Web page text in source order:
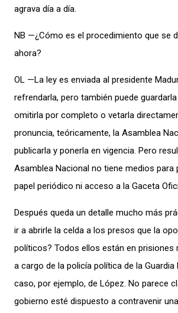
agrava día a día.
NB —¿Cómo es el procedimiento que se
ahora?
OL —La ley es enviada al presidente
refrendarla, pero también puede
omitirla por completo o vetarla
pronuncia, teóricamente, la Asamblea
publicarla y ponerla en vigencia. Pero
Asamblea Nacional no tiene medios para
papel periódico ni acceso a la Gaceta
Después queda un detalle mucho más
ir a abrirle la celda a los presos que la
políticos? Todos ellos están en prisiones
a cargo de la policía política de la Guardia
caso, por ejemplo, de López. No parece
gobierno esté dispuesto a contravenir